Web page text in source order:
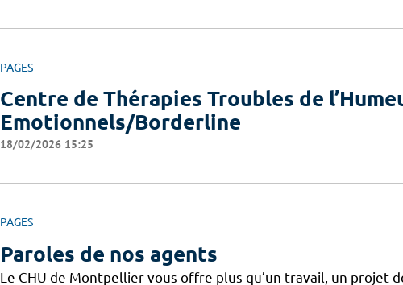
PAGES
Centre de Thérapies Troubles de
Emotionnels/Borderline
18/02/2026 15:25
PAGES
Paroles de nos agents
Le CHU de Montpellier vous offre plus qu’un travail, un projet